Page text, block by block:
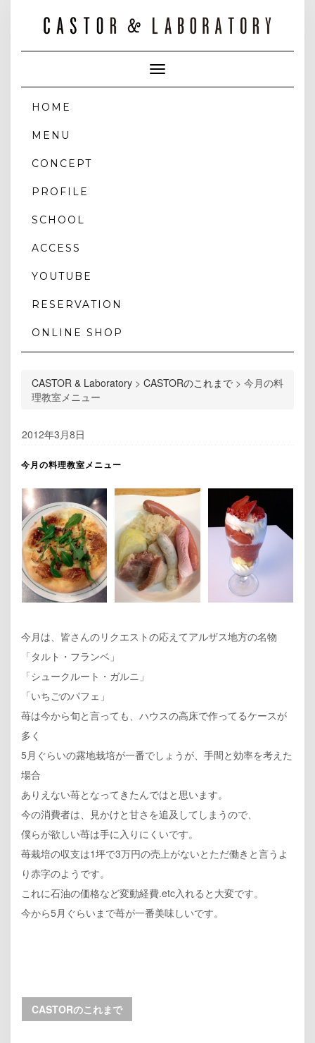
Toggle
Navigation
HOME
MENU
CONCEPT
PROFILE
SCHOOL
ACCESS
YOUTUBE
RESERVATION
ONLINE SHOP
CASTOR & Laboratory > CASTORのこれまで > 今月の料
理教室メニュー
2012年3月8日
今月の料理教室メニュー
今月は、皆さんのリクエストの応えてアルザス地方の名物
「タルト・フランベ」
「シュークルート・ガルニ」
「いちごのパフェ」
苺は今から旬と言っても、ハウスの高床で作ってるケースが
多く
5月ぐらいの露地栽培が一番でしょうが、手間と効率を考えた
場合
ありえない苺となってきたんではと思います。
今の消費者は、見かけと甘さを追及してしまうので、
僕らが欲しい苺は手に入りにくいです。
苺栽培の収支は1坪で3万円の売上がないとただ働きと言うよ
り赤字のようです。
これに石油の価格など変動経費.etc入れると大変です。
今から5月ぐらいまで苺が一番美味しいです。
CASTORのこれまで